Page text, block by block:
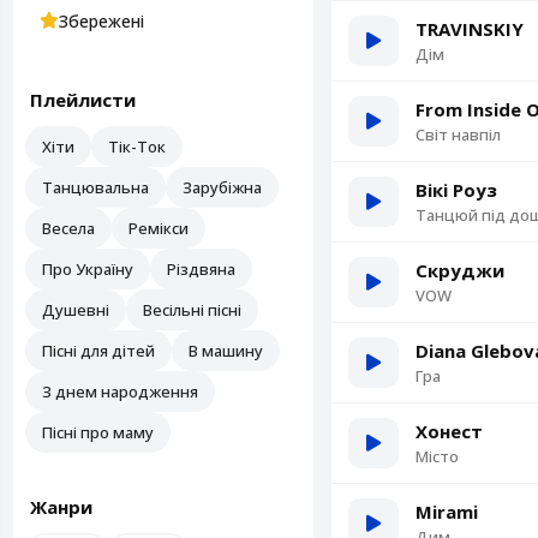
Збережені
Плейлисти
Хіти
Тік-Ток
Танцювальна
Зарубіжна
Весела
Ремікси
Про Україну
Різдвяна
Душевні
Весільні пісні
Пісні для дітей
В машину
З днем народження
Пісні про маму
Жанри
TRAVINSKIY
Дім
From Inside
Світ навпіл
Вікі Роуз
Танцюй під
Скруджи
VOW
Diana
Гра
Хонест
Місто
Mirami